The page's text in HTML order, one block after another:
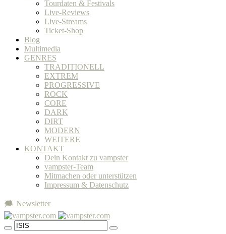
Tourdaten & Festivals
Live-Reviews
Live-Streams
Ticket-Shop
Blog
Multimedia
GENRES
TRADITIONELL
EXTREM
PROGRESSIVE
ROCK
CORE
DARK
DIRT
MODERN
WEITERE
KONTAKT
Dein Kontakt zu vampster
vampster-Team
Mitmachen oder unterstützen
Impressum & Datenschutz
🗯 Newsletter